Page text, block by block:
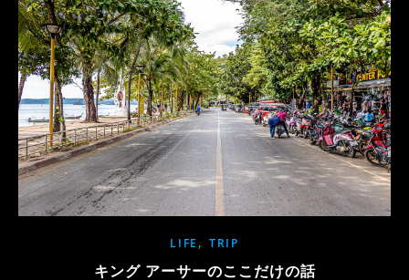
LIFE , TRIP
キング アーサーのここだけの話